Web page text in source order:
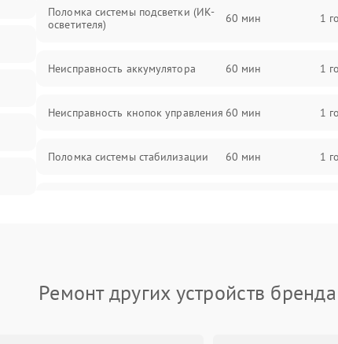
Поломка системы подсветки (ИК-
осветителя)
60 мин 1
Неисправность аккумулятора 60 мин 1
Неисправность кнопок управления 60 мин 1
Поломка системы стабилизации 60 мин 1
Ремонт других устройств